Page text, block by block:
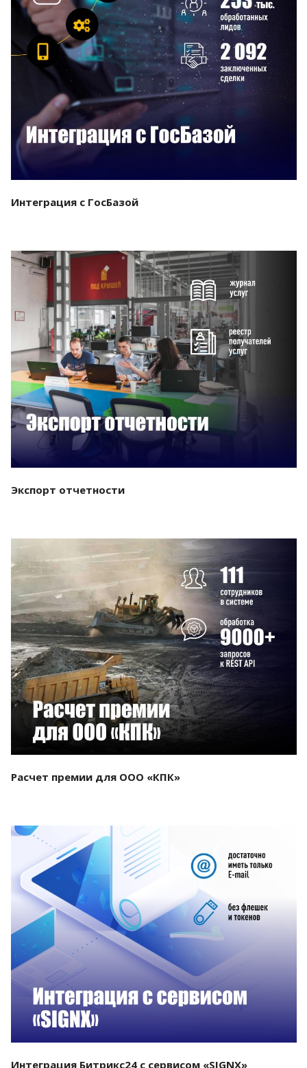
Смотреть проект
Интеграция с ГосБазой
Смотреть проект
Экспорт отчетности
Смотреть проект
Расчет премии для ООО «КПК»
Смотреть проект
Интеграция Битрикс24 с сервисом «SIGNX»